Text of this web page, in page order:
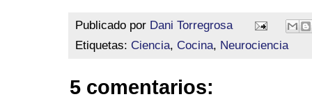
Publicado por Dani Torregrosa
Etiquetas: Ciencia, Cocina, Neurociencia
5 comentarios: